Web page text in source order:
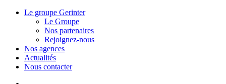
Le groupe Gerinter
Le Groupe
Nos partenaires
Rejoignez-nous
Nos agences
Actualités
Nous contacter